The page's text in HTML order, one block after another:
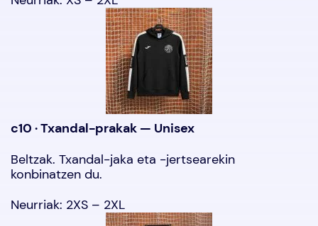
c10 · Txandal-prakak — Unisex
Beltzak. Txandal-jaka eta -jertsearekin
konbinatzen du.
Neurriak: 2XS – 2XL